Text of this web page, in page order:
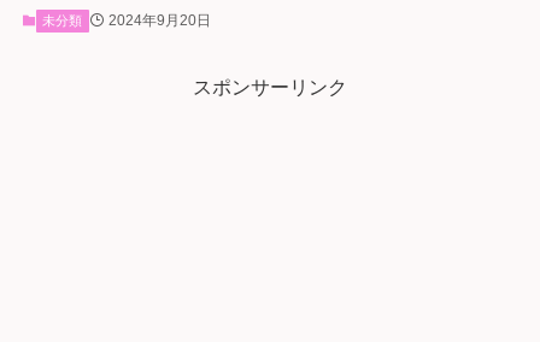
未分類 2024年9月20日
スポンサーリンク